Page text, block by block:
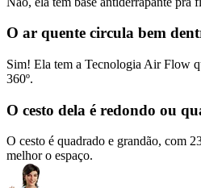
O ar quente circula bem
Sim! Ela tem a Tecnologia Air Flow
360º.
O cesto dela é redondo ou
O cesto é quadrado e grandão, com
melhor o espaço.